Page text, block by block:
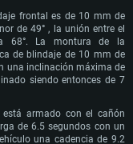
frontal es de 10 mm de
de 49° , la unión entre el
68°. La montura de la
de blindaje de 10 mm de
una inclinación máxima de
siendo entonces de 7
está armado con el cañón
de 6.5 segundos con un
una cadencia de 9.2